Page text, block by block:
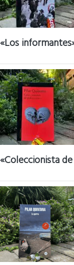
«Los
«Coleccionista